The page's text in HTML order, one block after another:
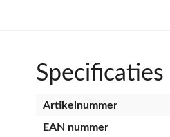
Specificaties
Artikelnummer
EAN nummer